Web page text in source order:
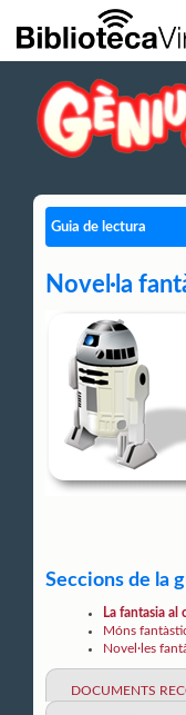
Salta al contingut principal
Guia de lectura
Novel·la
Seccions de la
La fantasia al
Móns
Novel·les
DOCUMENTS